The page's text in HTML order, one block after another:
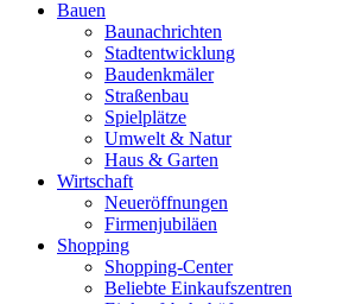
Bauen
Baunachrichten
Stadtentwicklung
Baudenkmäler
Straßenbau
Spielplätze
Umwelt & Natur
Haus & Garten
Wirtschaft
Neueröffnungen
Firmenjubiläen
Shopping
Shopping-Center
Beliebte Einkaufszentren